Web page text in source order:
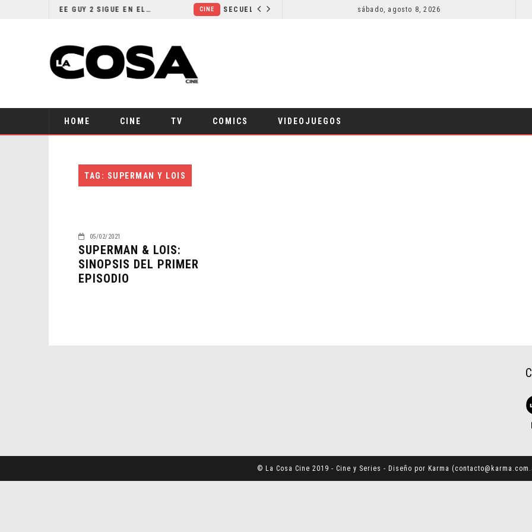
¿POR QUÉ FREE GUY 2 SIGUE EN EL LIMBO? CINE
sábado, agosto 8, 2026
HOME CINE TV COMICS VIDEOJUEGOS
TAG: SUPERMAN Y LOIS
05/02/2021
SUPERMAN & LOIS:
SINOPSIS DEL PRIMER
EPISODIO
© La Cosa Cine 2019 - Cine y Series - Diseño por Karma (